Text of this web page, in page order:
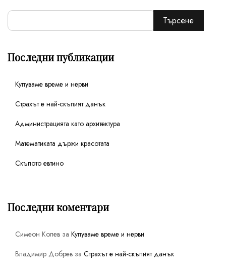
Търсене
Последни публикации
Купуваме време и нерви
Страхът е най-скъпият данък
Администрацията като архитектура
Математиката държи красотата
Скъпото евтино
Последни коментари
Симеон Колев за Купуваме време и нерви
Владимир Добрев за Страхът е най-скъпият данък